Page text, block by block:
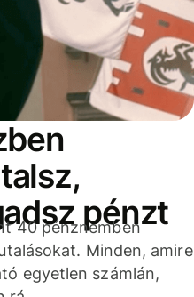
pénzt
40 pénznemben
Minden, amire
egyetlen számlán,